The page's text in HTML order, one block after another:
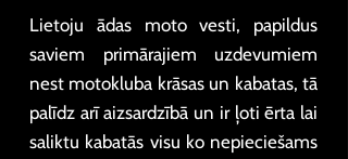
Lietoju ādas moto vesti, papildus
saviem primārajiem uzdevumiem
nest motokluba krāsas un kabatas, tā
palīdz arī aizsardzībā un ir ļoti ērta lai
saliktu kabatās visu ko nepieciešams